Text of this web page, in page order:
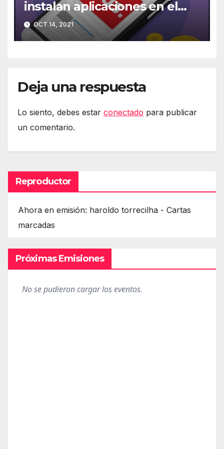
instalan aplicaciones en el
móvil
OCT 14, 2021
Deja una respuesta
Lo siento, debes estar conectado para publicar
un comentario.
Reproductor
Ahora en emisión: haroldo torrecilha - Cartas
marcadas
Próximas Emisiones